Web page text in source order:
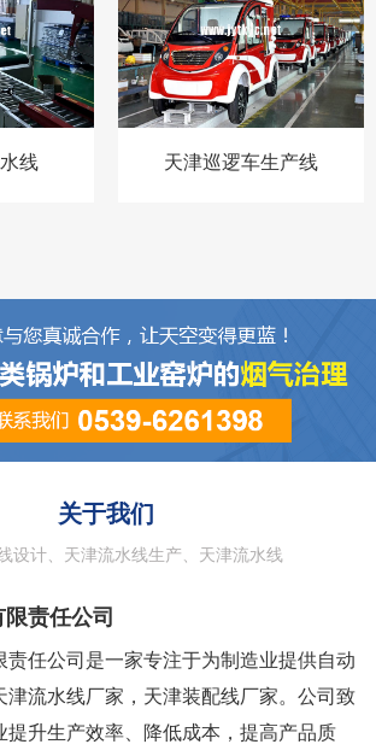
线 天津巡逻车生产线
关于我们
设计、天津流水线生产、天津流水线
责任公司
责任公司是一家专注于为制造业提供自动
津流水线厂家，天津装配线厂家。公司致
提升生产效率、降低成本，提高产品质